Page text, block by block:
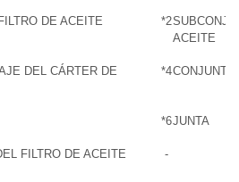
DE ACEITE *2
ACEITE
DEL CÁRTER DE
*4
*6JUNTA
FILTRO DE ACEITE -